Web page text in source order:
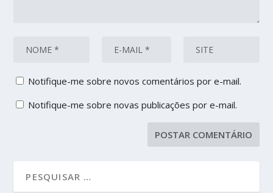
Notifique-me sobre novos comentários por e-mail.
Notifique-me sobre novas publicações por e-mail.